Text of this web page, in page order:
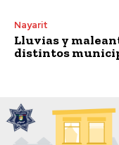
Nayarit
Lluvias y
distintos